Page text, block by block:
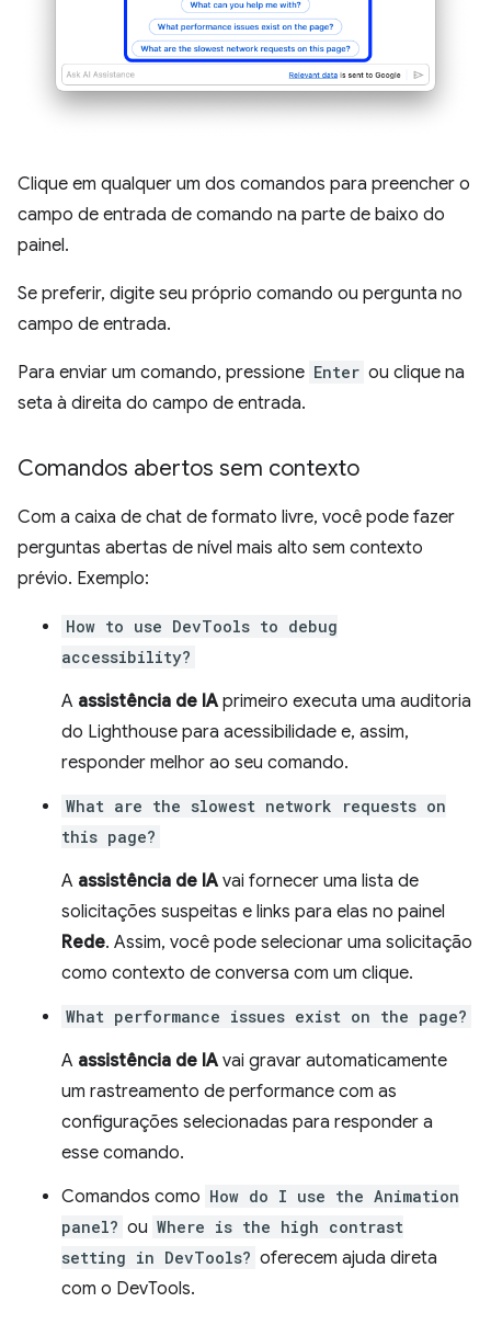
Clique em qualquer um dos comandos para preencher o
campo de entrada de comando na parte de baixo do
painel.
Se preferir, digite seu próprio comando ou pergunta no
campo de entrada.
Para enviar um comando, pressione Enter ou clique na
seta à direita do campo de entrada.
Comandos abertos sem contexto
Com a caixa de chat de formato livre, você pode fazer
perguntas abertas de nível mais alto sem contexto
prévio. Exemplo:
How to use DevTools to debug
accessibility?
A assistência de IA primeiro executa uma auditoria
do Lighthouse para acessibilidade e, assim,
responder melhor ao seu comando.
What are the slowest network requests on
this page?
A assistência de IA vai fornecer uma lista de
solicitações suspeitas e links para elas no painel
Rede. Assim, você pode selecionar uma solicitação
como contexto de conversa com um clique.
What performance issues exist on the page?
A assistência de IA vai gravar automaticamente
um rastreamento de performance com as
configurações selecionadas para responder a
esse comando.
Comandos como How do I use the Animation
panel? ou Where is the high contrast
setting in DevTools? oferecem ajuda direta
com o DevTools.